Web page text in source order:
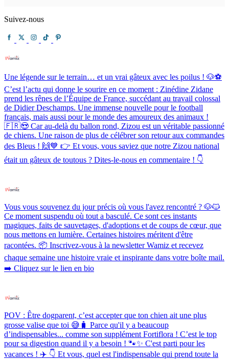
Suivez-nous
Une légende sur le terrain… et un vrai gâteux avec les poilus ! 🐶⚽️
C’est l’actu qui donne le sourire en ce moment : Zinédine Zidane
prend les rênes de l’Équipe de France, succédant au travail colossal
de Didier Deschamps. Une immense nouvelle pour le football
français, mais aussi pour le monde des amoureux des animaux !
🇫🇷😍 Car au-delà du ballon rond, Zizou est un véritable passionné
de chiens. Une raison de plus de célébrer son retour aux commandes
des Bleus ! 🙌💙 👉 Et vous, vous saviez que notre Zizou national
était un gâteux de toutous ? Dites-le-nous en commentaire ! 👇
Vous vous souvenez du jour précis où vous l'avez rencontré ? 🐶🐱
Ce moment suspendu où tout a basculé. Ce sont ces instants
magiques, faits de sauvetages, d'adoptions et de coups de cœur, que
nous mettons en lumière. Certaines histoires méritent d'être
racontées. 📦 Inscrivez-vous à la newsletter Wamiz et recevez
chaque semaine une histoire vraie et inspirante dans votre boîte mail.
➡️ Cliquez sur le lien en bio
POV : Être dogparent, c’est accepter que ton chien ait une plus
grosse valise que toi 😅🧳 Parce qu'il y a beaucoup
d’indispensables... comme son supplément Fortiflora ! C’est le top
pour sa digestion quand il y a besoin ! 🐾✨ C'est parti pour les
vacances ! ✈️ 👇 Et vous, quel est l'indispensable qui prend toute la